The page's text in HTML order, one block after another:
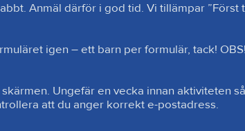
Anmäl därför i god tid. Vi tillämpar ”Först
igen – ett barn per formulär, tack!
Ungefär en vecka innan aktiviteten
att du anger korrekt e-postadress.